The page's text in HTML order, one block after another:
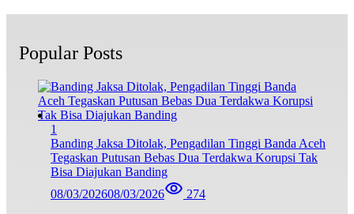
Popular Posts
1
Banding Jaksa Ditolak, Pengadilan Tinggi Banda Aceh
Tegaskan Putusan Bebas Dua Terdakwa Korupsi Tak
Bisa Diajukan Banding
08/03/202608/03/2026 274